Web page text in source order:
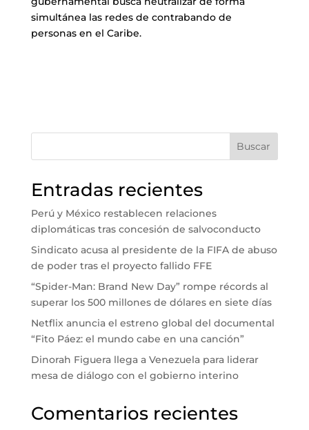
simultánea las redes de contrabando de
personas en el Caribe.
Buscar
Entradas recientes
Perú y México restablecen relaciones
diplomáticas tras concesión de salvoconducto
Sindicato acusa al presidente de la FIFA de abuso
de poder tras el proyecto fallido FFE
“Spider-Man: Brand New Day” rompe récords al
superar los 500 millones de dólares en siete días
Netflix anuncia el estreno global del documental
“Fito Páez: el mundo cabe en una canción”
Dinorah Figuera llega a Venezuela para liderar
mesa de diálogo con el gobierno interino
Comentarios recientes